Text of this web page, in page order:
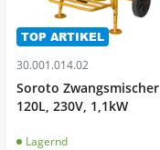
TOP ARTIKEL
30.001.014.02
Soroto Zwangsmischer
120L, 230V, 1,1kW
Lagernd